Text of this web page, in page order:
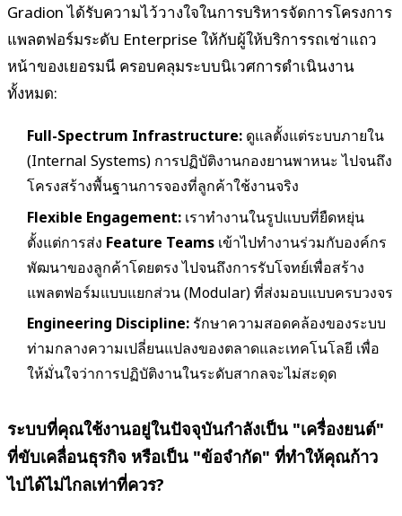
Gradion ได้รับความไว้วางใจในการบริหารจัดการโครงการ
แพลตฟอร์มระดับ Enterprise ให้กับผู้ให้บริการรถเช่าแถว
หน้าของเยอรมนี ครอบคลุมระบบนิเวศการดำเนินงาน
ทั้งหมด:
Full-Spectrum Infrastructure: ดูแลตั้งแต่ระบบภายใน
(Internal Systems) การปฏิบัติงานกองยานพาหนะ ไปจนถึง
โครงสร้างพื้นฐานการจองที่ลูกค้าใช้งานจริง
Flexible Engagement: เราทำงานในรูปแบบที่ยืดหยุ่น
ตั้งแต่การส่ง Feature Teams เข้าไปทำงานร่วมกับองค์กร
พัฒนาของลูกค้าโดยตรง ไปจนถึงการรับโจทย์เพื่อสร้าง
แพลตฟอร์มแบบแยกส่วน (Modular) ที่ส่งมอบแบบครบวงจร
Engineering Discipline: รักษาความสอดคล้องของระบบ
ท่ามกลางความเปลี่ยนแปลงของตลาดและเทคโนโลยี เพื่อ
ให้มั่นใจว่าการปฏิบัติงานในระดับสากลจะไม่สะดุด
ระบบที่คุณใช้งานอยู่ในปัจจุบันกำลังเป็น "เครื่องยนต์"
ที่ขับเคลื่อนธุรกิจ หรือเป็น "ข้อจำกัด" ที่ทำให้คุณก้าว
ไปได้ไม่ไกลเท่าที่ควร?